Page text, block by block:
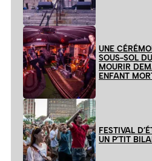
UNE
SOUS-SOL
MOURIR
ENFANT
FESTIVAL
UN P’TIT